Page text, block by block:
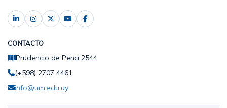
CONTACTO
Prudencio de Pena 2544
(+598) 2707 4461
info@um.edu.uy